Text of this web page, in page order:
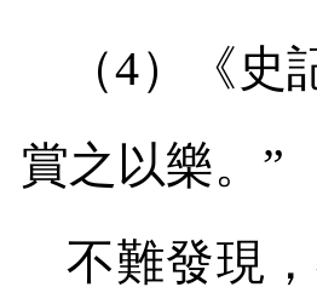
（4）《史
賞之以樂。”
不難發現